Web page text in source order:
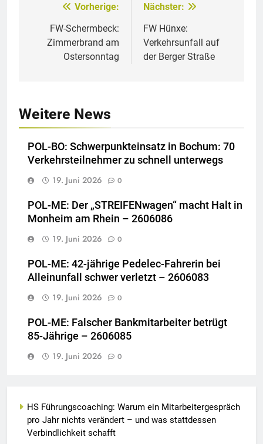
Beitragsnavigation
Vorherige:
FW-Schermbeck:
Zimmerbrand am
Ostersonntag
Nächster:
FW Hünxe:
Verkehrsunfall auf
der Berger Straße
Weitere News
POL-BO: Schwerpunkteinsatz in Bochum: 70
Verkehrsteilnehmer zu schnell unterwegs
19. Juni 2026
0
POL-ME: Der „STREIFENwagen“ macht Halt in
Monheim am Rhein – 2606086
19. Juni 2026
0
POL-ME: 42-jährige Pedelec-Fahrerin bei
Alleinunfall schwer verletzt – 2606083
19. Juni 2026
0
POL-ME: Falscher Bankmitarbeiter betrügt
85-Jährige – 2606085
19. Juni 2026
0
HS Führungscoaching: Warum ein Mitarbeitergespräch
pro Jahr nichts verändert – und was stattdessen
Verbindlichkeit schafft